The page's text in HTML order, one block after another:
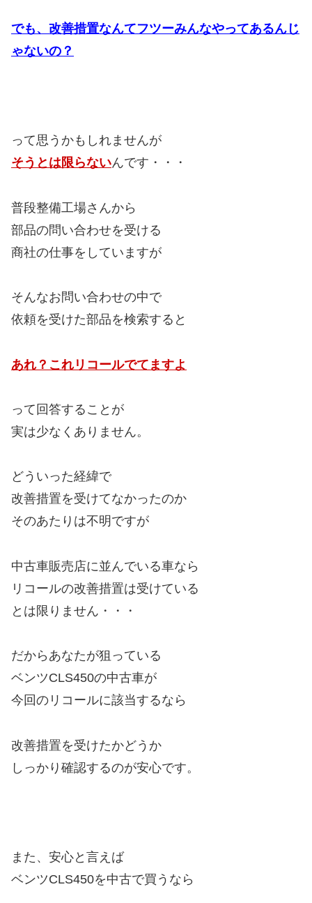
でも、改善措置なんてフツーみんなやってあるんじ
ゃないの？
って思うかもしれませんが
そうとは限らないんです・・・
普段整備工場さんから
部品の問い合わせを受ける
商社の仕事をしていますが
そんなお問い合わせの中で
依頼を受けた部品を検索すると
あれ？これリコールでてますよ
って回答することが
実は少なくありません。
どういった経緯で
改善措置を受けてなかったのか
そのあたりは不明ですが
中古車販売店に並んでいる車なら
リコールの改善措置は受けている
とは限りません・・・
だからあなたが狙っている
ベンツCLS450の中古車が
今回のリコールに該当するなら
改善措置を受けたかどうか
しっかり確認するのが安心です。
また、安心と言えば
ベンツCLS450を中古で買うなら